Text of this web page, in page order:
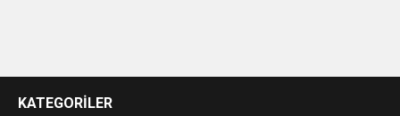
siteleri
KATEGORİLER